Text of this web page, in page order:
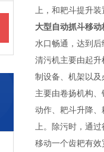
上，和耙斗提升
大型自动抓斗移
水口畅通，达到
清污机主要由起
制设备、机架以
主要由卷扬机构
动作、耙斗升降
上。除污时，通
移动一个齿耙有